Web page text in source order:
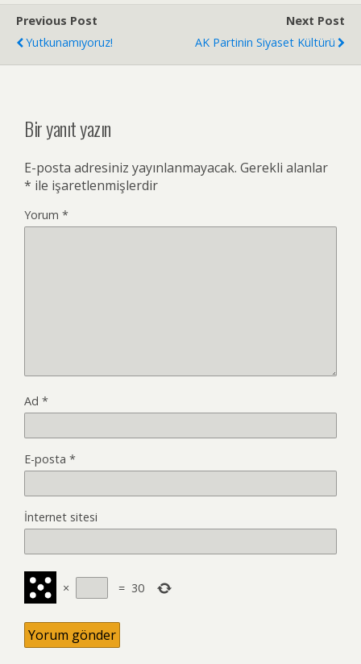
Previous Post
Yutkunamıyoruz!
Next Post
AK Partinin Siyaset Kültürü
Bir yanıt yazın
E-posta adresiniz yayınlanmayacak. Gerekli alanlar
* ile işaretlenmişlerdir
Yorum *
Ad *
E-posta *
İnternet sitesi
× = 30